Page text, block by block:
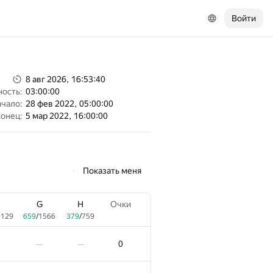
Войти
8 авг 2026, 16:53:40
03:00:00
28 фев 2022, 05:00:00
5 мар 2022, 16:00:00
Показать меня
G
659/1566
H
379/759
Очки
— — 0